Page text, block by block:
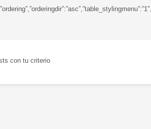
con tu criterio